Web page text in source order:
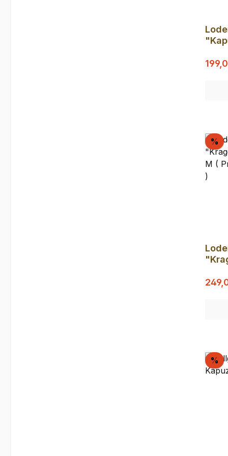
%
%